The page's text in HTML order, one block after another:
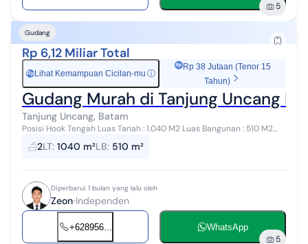
5
Gudang
Rp 6,12 Miliar Total
Rp Lihat Kemampuan Cicilan-mu ⓘ
Rp 38 Jutaan (Tenor 15
Tahun)
Gudang Murah di Tanjung Uncang
Tanjung Uncang, Batam
Posisi Hook Tengah Luas Tanah : 1.040 M2 Luas Bangunan : 510 M2
Kamar Mandi : 2 Area Loading Luas Informasi lebih lanjut Hubungi
Zeon 0812xxx...
2LT: 1040 m²LB: 510 m²
Diperbarui 1 bulan yang lalu oleh
Zeon Independen
+628956... WhatsApp
5